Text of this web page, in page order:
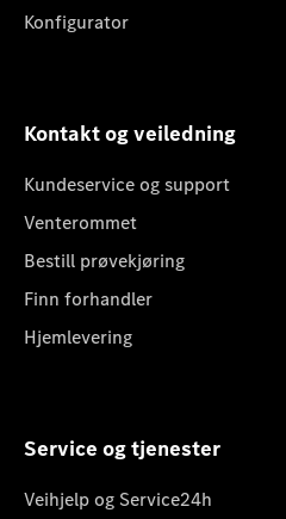
Konfigurator
Kontakt og veiledning
Kundeservice og support
Venterommet
Bestill prøvekjøring
Finn forhandler
Hjemlevering
Service og tjenester
Veihjelp og Service24h